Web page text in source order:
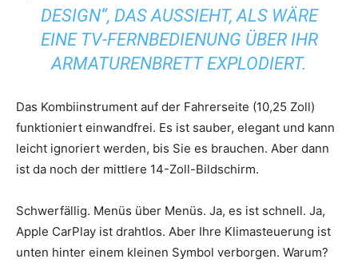
DESIGN“, DAS AUSSIEHT, ALS WÄRE
EINE TV-FERNBEDIENUNG ÜBER IHR
ARMATURENBRETT EXPLODIERT.
Das Kombiinstrument auf der Fahrerseite (10,25 Zoll)
funktioniert einwandfrei. Es ist sauber, elegant und kann
leicht ignoriert werden, bis Sie es brauchen. Aber dann
ist da noch der mittlere 14-Zoll-Bildschirm.
Schwerfällig. Menüs über Menüs. Ja, es ist schnell. Ja,
Apple CarPlay ist drahtlos. Aber Ihre Klimasteuerung ist
unten hinter einem kleinen Symbol verborgen. Warum?